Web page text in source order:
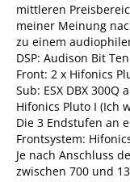
mittleren
meiner Meinung
zu einem
DSP: Audison Bit Ten
Front: 2 x Hifonics
Sub: ESX DBX 300Q
Hifonics Pluto I (Ich
Die 3 Endstufen an
Frontsystem:
Je nach Anschluss
zwischen 700 und